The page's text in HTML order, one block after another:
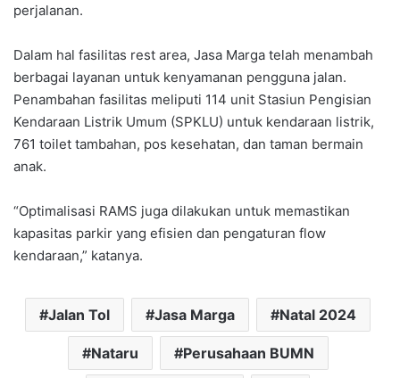
perjalanan.
Dalam hal fasilitas rest area, Jasa Marga telah menambah
berbagai layanan untuk kenyamanan pengguna jalan.
Penambahan fasilitas meliputi 114 unit Stasiun Pengisian
Kendaraan Listrik Umum (SPKLU) untuk kendaraan listrik,
761 toilet tambahan, pos kesehatan, dan taman bermain
anak.
“Optimalisasi RAMS juga dilakukan untuk memastikan
kapasitas parkir yang efisien dan pengaturan flow
kendaraan,” katanya.
Jalan Tol Jasa Marga Natal 2024
Nataru Perusahaan BUMN